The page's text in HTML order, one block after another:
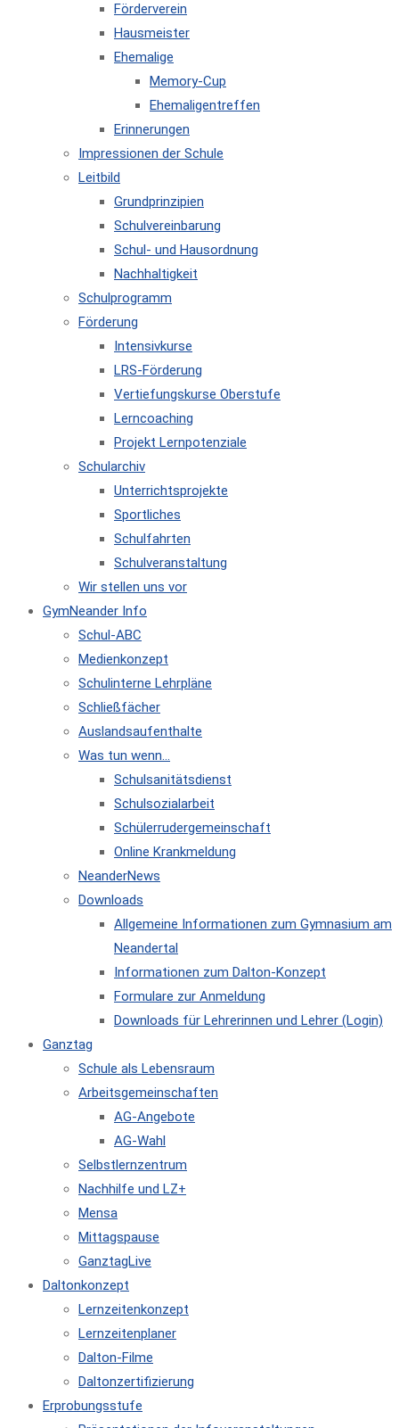
Förderverein
Hausmeister
Ehemalige
Memory-Cup
Ehemaligentreffen
Erinnerungen
Impressionen der Schule
Leitbild
Grundprinzipien
Schulvereinbarung
Schul- und Hausordnung
Nachhaltigkeit
Schulprogramm
Förderung
Intensivkurse
LRS-Förderung
Vertiefungskurse Oberstufe
Lerncoaching
Projekt Lernpotenziale
Schularchiv
Unterrichtsprojekte
Sportliches
Schulfahrten
Schulveranstaltung
Wir stellen uns vor
GymNeander Info
Schul-ABC
Medienkonzept
Schulinterne Lehrpläne
Schließfächer
Auslandsaufenthalte
Was tun wenn…
Schulsanitätsdienst
Schulsozialarbeit
Schülerrudergemeinschaft
Online Krankmeldung
NeanderNews
Downloads
Allgemeine Informationen zum Gymnasium am
Neandertal
Informationen zum Dalton-Konzept
Formulare zur Anmeldung
Downloads für Lehrerinnen und Lehrer (Login)
Ganztag
Schule als Lebensraum
Arbeitsgemeinschaften
AG-Angebote
AG-Wahl
Selbstlernzentrum
Nachhilfe und LZ+
Mensa
Mittagspause
GanztagLive
Daltonkonzept
Lernzeitenkonzept
Lernzeitenplaner
Dalton-Filme
Daltonzertifizierung
Erprobungsstufe